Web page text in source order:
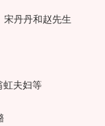
丹丹和赵先生
夫妇等